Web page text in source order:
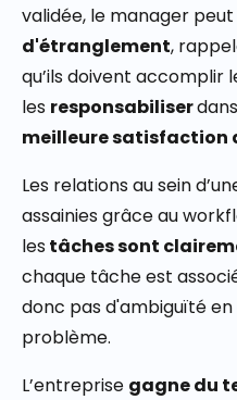
validée, le manager peut
d'étranglement,
qu’ils doivent accomplir
les responsabiliser
meilleure satisfaction
Les relations au sein
assainies grâce au
lestâches sont
chaque tâche est
donc pas d'ambiguïté en
problème.
L’entreprise gagne du